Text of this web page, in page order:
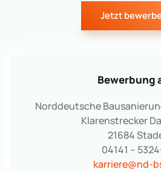
Jetzt
Bewerbung
Norddeutsche
Klarenstrecker
21684
04141 –
karriere@nd-